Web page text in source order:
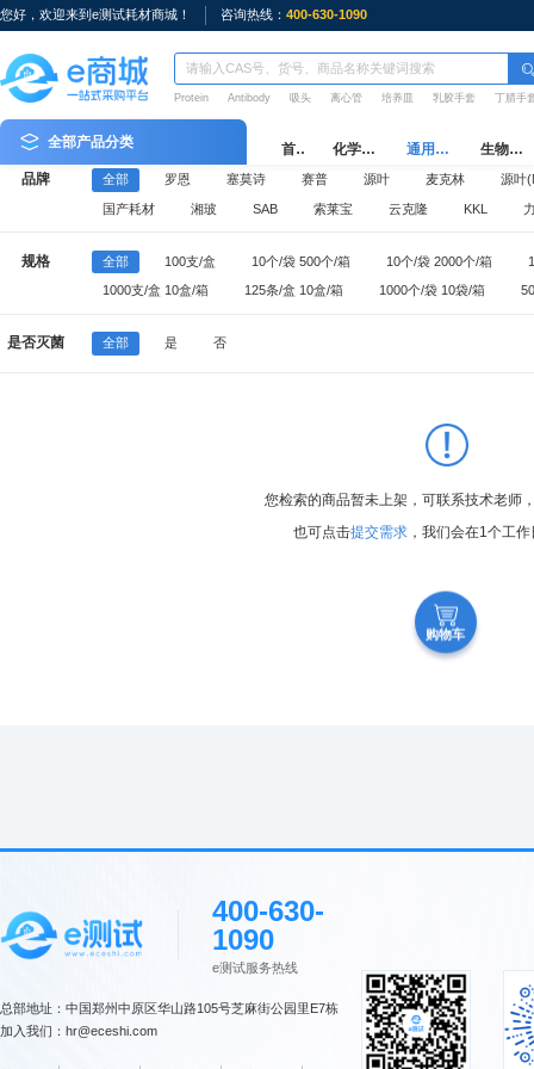
您好，欢迎来到e测试耗材商城！ 咨询热线： 400-630-1090
Protein Antibody 吸头 离心管 培养皿 乳胶手套 丁腈手
全部产品分类 首页 化学试剂 通用耗材 生物耗材
购物车
品牌 全部 罗恩 塞莫诗 赛普 源叶 麦克林 源叶
国产耗材 湘玻 SAB 索莱宝 云克隆 KKL
规格 全部 100支/盒 10个/袋 500个/箱 10个/袋 2000个/箱
1000支/盒 10盒/箱 125条/盒 10盒/箱 1000个/袋 10袋/箱
50个/袋 10袋/箱
是否灭菌 全部 是 否
您检索的商品暂未上架，可联系技术老师
也可点击提交需求，我们会在1个工作
400-630-
1090
e测试服务热线
总部地址：中国郑州中原区华山路105号芝麻街公园里E7栋
加入我们：hr@eceshi.com